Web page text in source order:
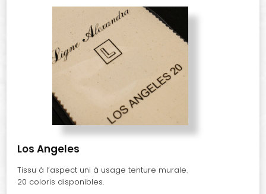
Los Angeles
Tissu à l’aspect uni à usage tenture murale.
20 coloris disponibles.